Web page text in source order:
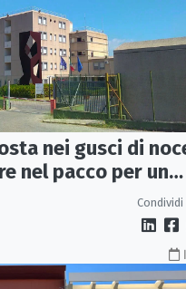
nei gusci di
nel pacco per un
nel carcere
Condividi